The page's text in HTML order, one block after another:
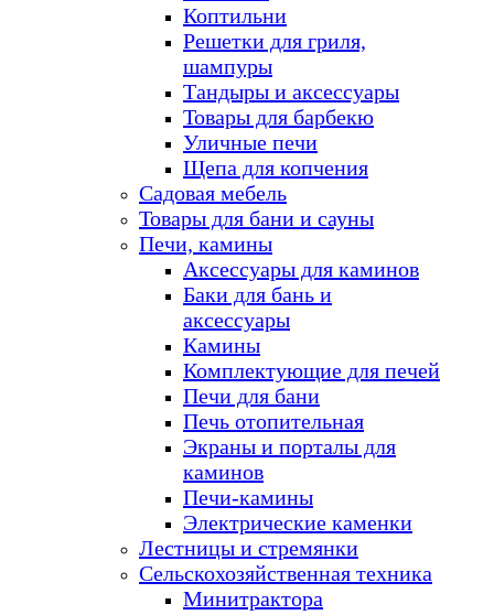
Коптильни
Решетки для гриля,
шампуры
Тандыры и аксессуары
Товары для барбекю
Уличные печи
Щепа для копчения
Садовая мебель
Товары для бани и сауны
Печи, камины
Аксессуары для каминов
Баки для бань и
аксессуары
Камины
Комплектующие для печей
Печи для бани
Печь отопительная
Экраны и порталы для
каминов
Печи-камины
Электрические каменки
Лестницы и стремянки
Сельскохозяйственная техника
Минитрактора